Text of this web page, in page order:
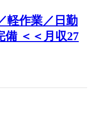
軽作業／日勤
備 ＜＜月収27